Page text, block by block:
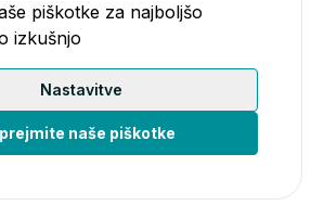
piškotke za najboljšo
izkušnjo
Nastavitve
naše piškotke